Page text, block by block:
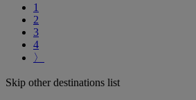
1
2
3
4
〉
Skip other destinations list